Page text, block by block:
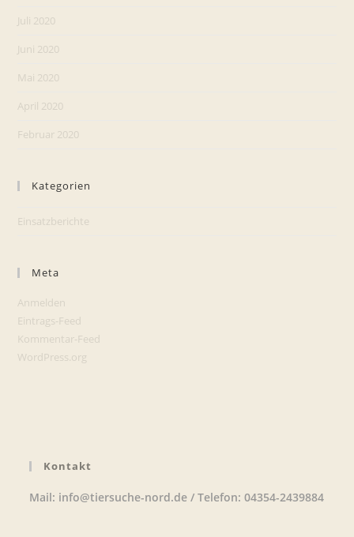
Juli 2020
Juni 2020
Mai 2020
April 2020
Februar 2020
Kategorien
Einsatzberichte
Meta
Anmelden
Eintrags-Feed
Kommentar-Feed
WordPress.org
Kontakt
Mail: info@tiersuche-nord.de / Telefon: 04354-2439884